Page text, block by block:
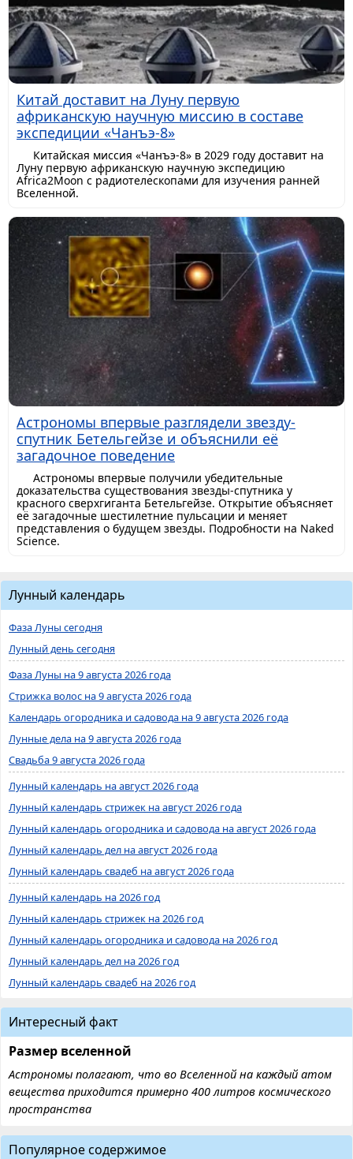
Китай доставит на Луну первую
африканскую научную миссию в составе
экспедиции «Чанъэ-8»
Китайская миссия «Чанъэ-8» в 2029 году доставит на
Луну первую африканскую научную экспедицию
Africa2Moon с радиотелескопами для изучения ранней
Вселенной.
Астрономы впервые разглядели звезду-
спутник Бетельгейзе и объяснили её
загадочное поведение
Астрономы впервые получили убедительные
доказательства существования звезды-спутника у
красного сверхгиганта Бетельгейзе. Открытие объясняет
её загадочные шестилетние пульсации и меняет
представления о будущем звезды. Подробности на Naked
Science.
Лунный календарь
Фаза Луны сегодня
Лунный день сегодня
Фаза Луны на 9 августа 2026 года
Стрижка волос на 9 августа 2026 года
Календарь огородника и садовода на 9 августа 2026 года
Лунные дела на 9 августа 2026 года
Свадьба 9 августа 2026 года
Лунный календарь на август 2026 года
Лунный календарь стрижек на август 2026 года
Лунный календарь огородника и садовода на август 2026 года
Лунный календарь дел на август 2026 года
Лунный календарь свадеб на август 2026 года
Лунный календарь на 2026 год
Лунный календарь стрижек на 2026 год
Лунный календарь огородника и садовода на 2026 год
Лунный календарь дел на 2026 год
Лунный календарь свадеб на 2026 год
Интересный факт
Размер вселенной
Астрономы полагают, что во Вселенной на каждый атом
вещества приходится примерно 400 литров космического
пространства
Популярное содержимое